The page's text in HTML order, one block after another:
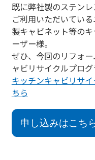
既に弊社製のステン
ご利用いただいてい
製キャビネット等の
ーザー様。
ぜひ、今回のリフォ
ャビリサイクルプログ
キッチンキャビリサ
ちら
申し込みはこち